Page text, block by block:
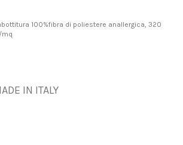
100%fibra di poliestere anallergica, 320
mq
IN ITALY